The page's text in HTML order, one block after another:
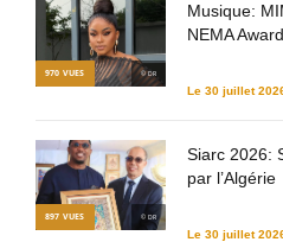
970 VUES © DR
Musique:
NEMA
Le 30 juillet
897 VUES © DR
Siarc 2026:
par l’Algérie
Le 30 juillet